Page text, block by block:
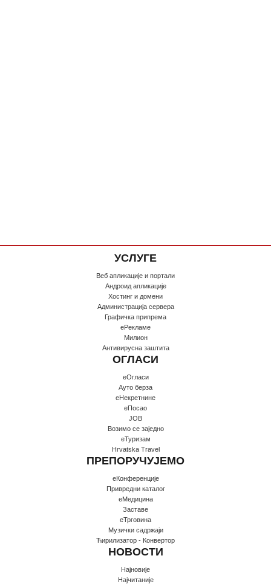
УСЛУГЕ
Веб апликације и портали
Андроид апликације
Хостинг и домени
Администрација сервера
Графичка припрема
еРекламе
Милион
Антивирусна заштита
ОГЛАСИ
еОгласи
Ауто берза
еНекретнине
еПосао
JOB
Возимо се заједно
еТуризам
Hrvatska Travel
ПРЕПОРУЧУЈЕМО
еКонференције
Привредни каталог
еМедицина
Заставе
еТрговина
Музички садржаји
Ћирилизатор - Конвертор
НОВОСТИ
Најновије
Најчитаније